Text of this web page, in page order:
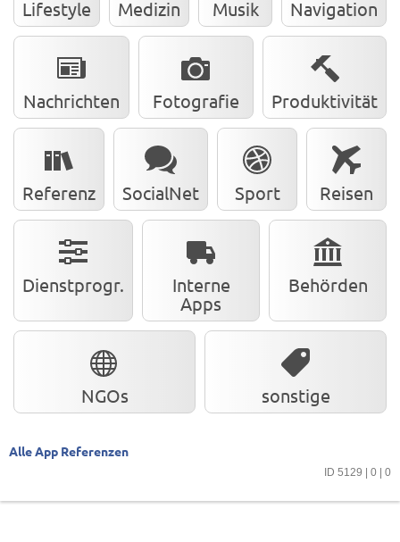
Lifestyle Medizin Musik Navigation
Nachrichten Fotografie Produktivität
Referenz SocialNet Sport Reisen
Dienstprogr.
Interne
Apps
Behörden
NGOs sonstige
Alle App Referenzen
ID 5129 | 0 | 0